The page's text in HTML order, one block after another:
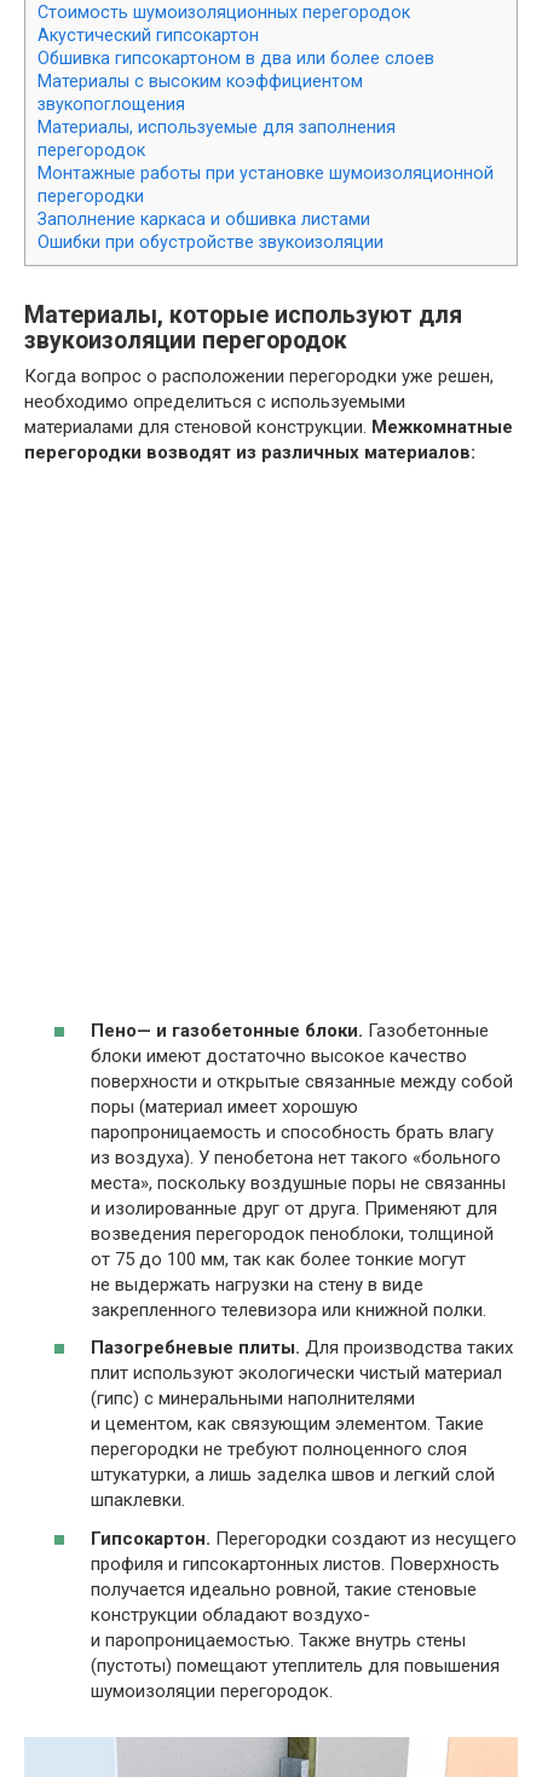
Стоимость шумоизоляционных перегородок
Акустический гипсокартон
Обшивка гипсокартоном в два или более слоев
Материалы с высоким коэффициентом
звукопоглощения
Материалы, используемые для заполнения
перегородок
Монтажные работы при установке шумоизоляционной
перегородки
Заполнение каркаса и обшивка листами
Ошибки при обустройстве звукоизоляции
Материалы, которые используют для
звукоизоляции перегородок
Когда вопрос о расположении перегородки уже решен,
необходимо определиться с используемыми
материалами для стеновой конструкции. Межкомнатные
перегородки возводят из различных материалов:
Пено— и газобетонные блоки. Газобетонные
блоки имеют достаточно высокое качество
поверхности и открытые связанные между собой
поры (материал имеет хорошую
паропроницаемость и способность брать влагу
из воздуха). У пенобетона нет такого «больного
места», поскольку воздушные поры не связанны
и изолированные друг от друга. Применяют для
возведения перегородок пеноблоки, толщиной
от 75 до 100 мм, так как более тонкие могут
не выдержать нагрузки на стену в виде
закрепленного телевизора или книжной полки.
Пазогребневые плиты. Для производства таких
плит используют экологически чистый материал
(гипс) с минеральными наполнителями
и цементом, как связующим элементом. Такие
перегородки не требуют полноценного слоя
штукатурки, а лишь заделка швов и легкий слой
шпаклевки.
Гипсокартон. Перегородки создают из несущего
профиля и гипсокартонных листов. Поверхность
получается идеально ровной, такие стеновые
конструкции обладают воздухо-
и паропроницаемостью. Также внутрь стены
(пустоты) помещают утеплитель для повышения
шумоизоляции перегородок.